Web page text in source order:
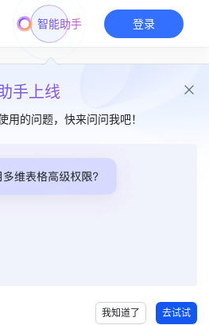
智能助手
手上线
用的问题，快来问问我吧！
我知道了 去试试
登录